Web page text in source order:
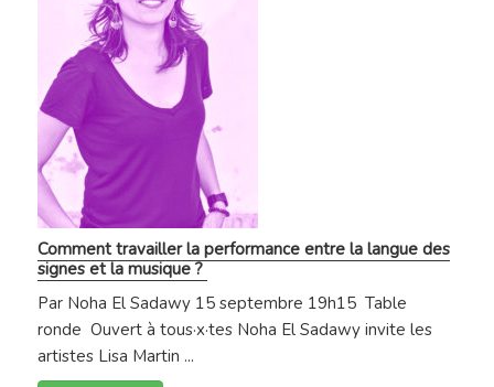
Comment travailler la performance entre la langue des
signes et la musique ?
Par Noha El Sadawy 15 septembre 19h15 Table
ronde Ouvert à tous·x·tes Noha El Sadawy invite les
artistes Lisa Martin ...